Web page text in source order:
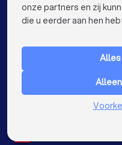
VOOR PARTICULIEREN
Nederland
onze partners en zij
die u eerder aan hen